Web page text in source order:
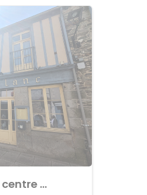
Achat Appartement centre ville